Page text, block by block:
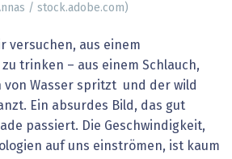
/ stock.adobe.com)
versuchen, aus einem
trinken – aus einem Schlauch,
von Wasser spritzt und der wild
Ein absurdes Bild, das gut
passiert. Die Geschwindigkeit,
auf uns einströmen, ist kaum